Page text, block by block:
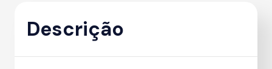
Descrição